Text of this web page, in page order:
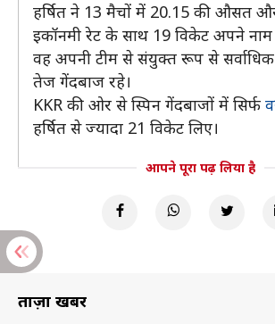
हर्षित ने 13 मैचों में 20.15 की औसत
इकॉनमी रेट के साथ 19 विकेट अपने नाम
वह अपनी टीम से संयुक्त रूप से
तेज गेंदबाज रहे।
KKR की ओर से स्पिन गेंदबाजों में सिर्फ
हर्षित से ज्यादा 21 विकेट लिए।
आपने पूरा पढ़ लिया है
ताज़ा खबरें